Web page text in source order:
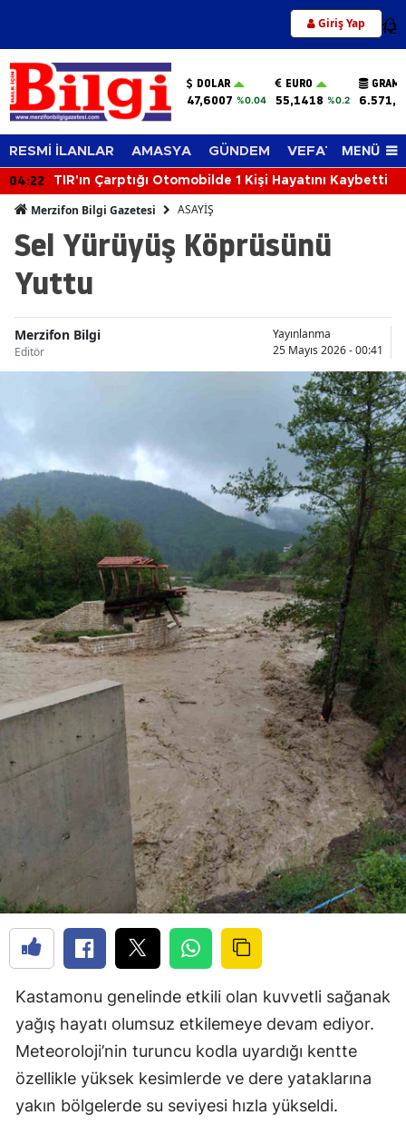
Giriş Yap 12
DOLAR
47,6007 %0.04
EURO
55,1418 %0.2
GRAM
RESMİ İLANLAR AMASYA GÜNDEM VEFAT EDENLER
MENÜ
04:22 TIR'ın Çarptığı Otomobilde 1 Kişi Hayatını Kaybetti
Merzifon Bilgi Gazetesi ASAYİŞ
Sel Yürüyüş Köprüsünü
Yuttu
Merzifon Bilgi
Editör
Yayınlanma
25 Mayıs 2026 - 00:41
Kastamonu genelinde etkili olan kuvvetli sağanak
yağış hayatı olumsuz etkilemeye devam ediyor.
Meteoroloji’nin turuncu kodla uyardığı kentte
özellikle yüksek kesimlerde ve dere yataklarına
yakın bölgelerde su seviyesi hızla yükseldi.